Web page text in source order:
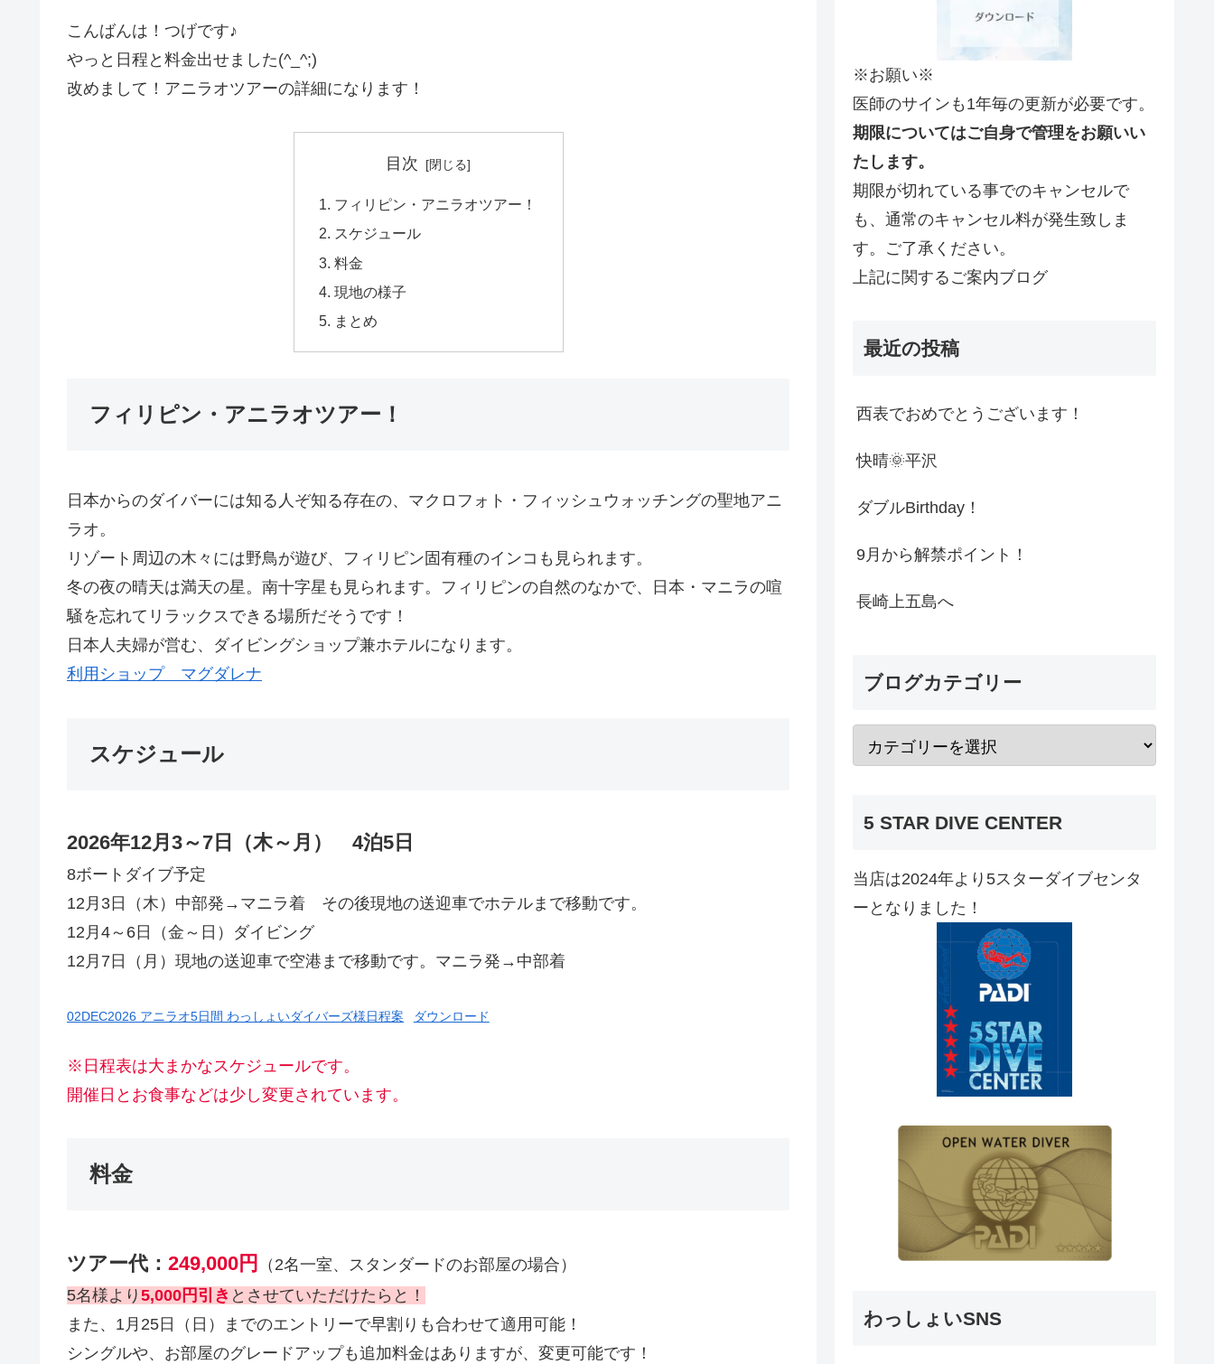
こんばんは！つげです♪
やっと日程と料金出せました(^_^;)
改めまして！アニラオツアーの詳細になります！
目次
フィリピン・アニラオツアー！
スケジュール
料金
現地の様子
まとめ
フィリピン・アニラオツアー！
日本からのダイバーには知る人ぞ知る存在の、マクロフォト・フィッシュウォッチングの聖地アニ
ラオ。
リゾート周辺の木々には野鳥が遊び、フィリピン固有種のインコも見られます。
冬の夜の晴天は満天の星。南十字星も見られます。フィリピンの自然のなかで、日本・マニラの喧
騒を忘れてリラックスできる場所だそうです！
日本人夫婦が営む、ダイビングショップ兼ホテルになります。
利用ショップ マグダレナ
スケジュール
2026年12月3～7日（木～月） 4泊5日
8ボートダイブ予定
12月3日（木）中部発→マニラ着 その後現地の送迎車でホテルまで移動です。
12月4～6日（金～日）ダイビング
12月7日（月）現地の送迎車で空港まで移動です。マニラ発→中部着
02DEC2026 アニラオ5日間 わっしょいダイバーズ様日程案 ダウンロード
※日程表は大まかなスケジュールです。
開催日とお食事などは少し変更されています。
料金
ツアー代： 249,000円
（2名一室、スタンダードのお部屋の場合）
5名様より 5,000円引き とさせていただけたらと！
また、1月25日（日）までのエントリーで早割りも合わせて適用可能！
シングルや、お部屋のグレードアップも追加料金はありますが、変更可能です！
※お願い※
医師のサインも1年毎の更新が必要です。
期限についてはご自身で管理をお願いい
たします。
期限が切れている事でのキャンセルで
も、通常のキャンセル料が発生致しま
す。ご了承ください。
上記に関するご案内ブログ
最近の投稿
西表でおめでとうございます！
快晴🌞平沢
ダブルBirthday！
9月から解禁ポイント！
長崎上五島へ
ブログカテゴリー
5 STAR DIVE CENTER
当店は2024年より5スターダイブセンタ
ーとなりました！
わっしょいSNS